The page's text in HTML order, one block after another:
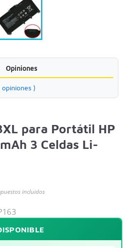
Opiniones
opiniones )
para Portátil HP
3 Celdas Li-
incluidos